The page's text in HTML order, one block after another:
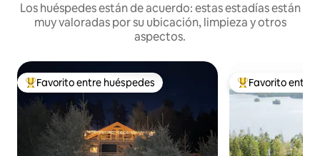
Los huéspedes están de acuerdo: estas estadías están
muy valoradas por su ubicación, limpieza y otros
aspectos.
Favorito entre huéspedes preferido
Favorito entre huéspedes Favorito entre
Favorito entre